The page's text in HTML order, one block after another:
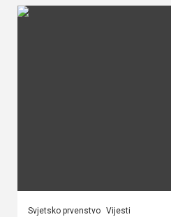
Svjetsko prvenstvo Vijesti